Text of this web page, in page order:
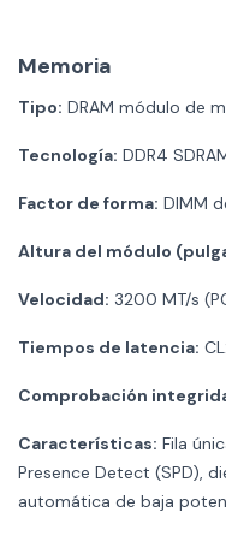
Memoria
Tipo: DRAM módulo de
Tecnología: DDR4
Factor de forma: DIMM
Altura del módulo
Velocidad: 3200 MT/s
Tiempos de latencia:
Comprobación
Características: Fila
Presence Detect (SPD),
automática de baja